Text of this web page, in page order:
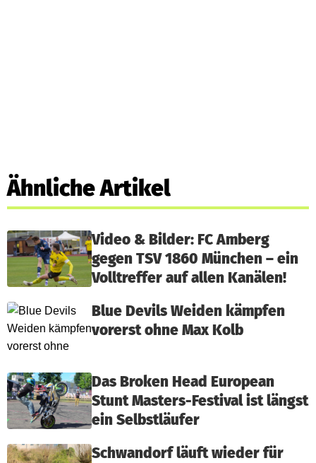
Ähnliche Artikel
Video & Bilder: FC Amberg
gegen TSV 1860 München – ein
Volltreffer auf allen Kanälen!
Blue Devils Weiden kämpfen
vorerst ohne Max Kolb
Das Broken Head European
Stunt Masters-Festival ist längst
ein Selbstläufer
Schwandorf läuft wieder für